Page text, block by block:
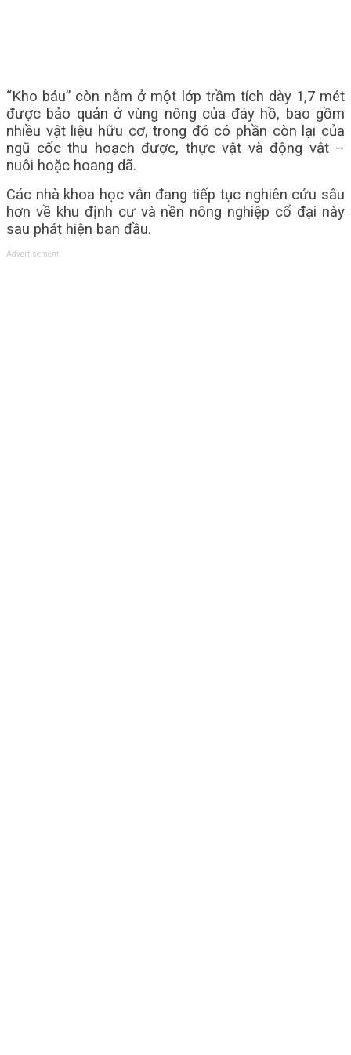
“Kho báu” còn nằm ở một lớp trầm tích dày 1,7 mét
được bảo quản ở vùng nông của đáy hồ, bao gồm
nhiều vật liệu hữu cơ, trong đó có phần còn lại của
ngũ cốc thu hoạch được, thực vật và động vật –
nuôi hoặc hoang dã.
Các nhà khoa học vẫn đang tiếp tục nghiên cứu sâu
hơn về khu định cư và nền nông nghiệp cổ đại này
sau phát hiện ban đầu.
Advertisement